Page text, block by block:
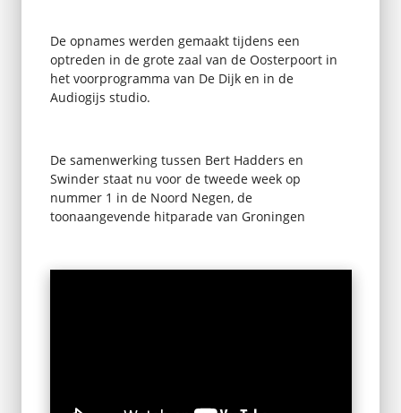
De opnames werden gemaakt tijdens een
optreden in de grote zaal van de Oosterpoort in
het voorprogramma van De Dijk en in de
Audiogijs studio.
De samenwerking tussen Bert Hadders en
Swinder staat nu voor de tweede week op
nummer 1 in de Noord Negen, de
toonaangevende hitparade van Groningen